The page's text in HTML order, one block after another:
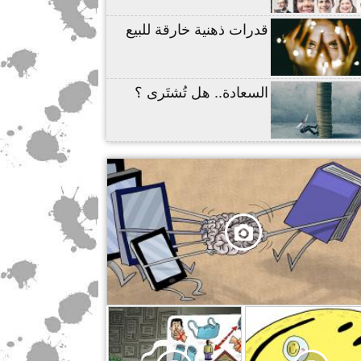
قدرات ذهنية خارقة للبيع
السعادة.. هل تُشتَرى ؟
,